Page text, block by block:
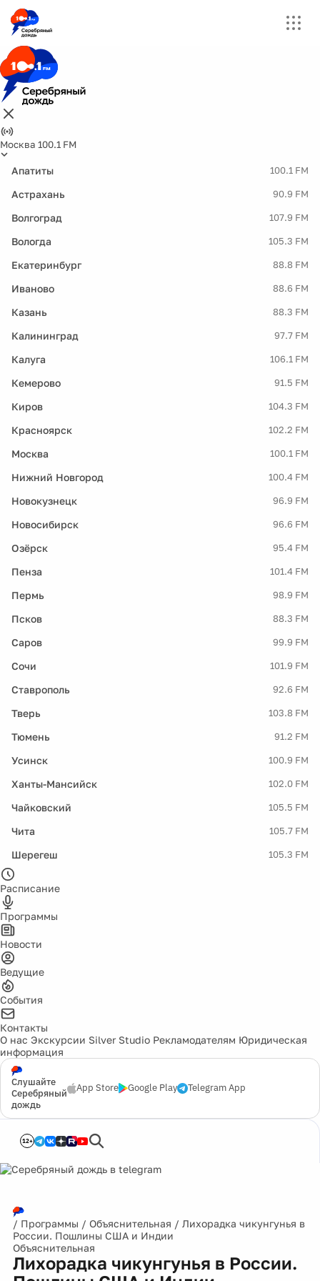
Москва 100.1 FM
Апатиты 100.1 FM
Астрахань 90.9 FM
Волгоград 107.9 FM
Вологда 105.3 FM
Екатеринбург 88.8 FM
Иваново 88.6 FM
Казань 88.3 FM
Калининград 97.7 FM
Калуга 106.1 FM
Кемерово 91.5 FM
Киров 104.3 FM
Красноярск 102.2 FM
Москва 100.1 FM
Нижний Новгород 100.4 FM
Новокузнецк 96.9 FM
Новосибирск 96.6 FM
Озёрск 95.4 FM
Пенза 101.4 FM
Пермь 98.9 FM
Псков 88.3 FM
Саров 99.9 FM
Сочи 101.9 FM
Ставрополь 92.6 FM
Тверь 103.8 FM
Тюмень 91.2 FM
Усинск 100.9 FM
Ханты-Мансийск 102.0 FM
Чайковский 105.5 FM
Чита 105.7 FM
Шерегеш 105.3 FM
Расписание
Программы
Новости
Ведущие
События
Контакты
О нас Экскурсии Silver Studio Рекламодателям Юридическая
информация
Слушайте
Серебряный
дождь
App Store Google Play Telegram App
12+
/ Программы / Объяснительная / Лихорадка чикунгунья в
России. Пошлины США и Индии
Объяснительная
Лихорадка чикунгунья в России.